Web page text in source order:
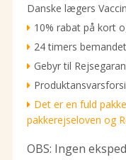
Danske lægers
10% rabat på kort
24 timers
Gebyr til
Det er en fuld
pakkerejseloven og
OBS: Ingen